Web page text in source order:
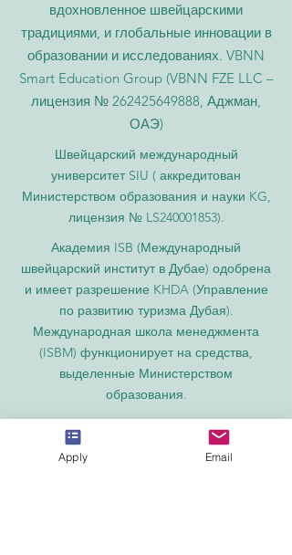
вдохновленное швейцарскими
традициями, и глобальные инновации в
образовании и исследованиях. VBNN
Smart Education Group (VBNN FZE LLC –
лицензия № 262425649888, Аджман,
ОАЭ)
Швейцарский международный
университет SIU ( аккредитован
Министерством образования и науки KG,
лицензия № LS240001853).
Академия ISB (Международный
швейцарский институт в Дубае) одобрена
и имеет разрешение KHDA (Управление
по развитию туризма Дубая).
Международная школа менеджмента
(ISBM) функционирует на средства,
выделенные Министерством
образования.
Бизнес-школа ISBM входит в число
ведущих независимых школ гостиничного
и бизнес-менеджмента в Швейцарии.
Apply Email